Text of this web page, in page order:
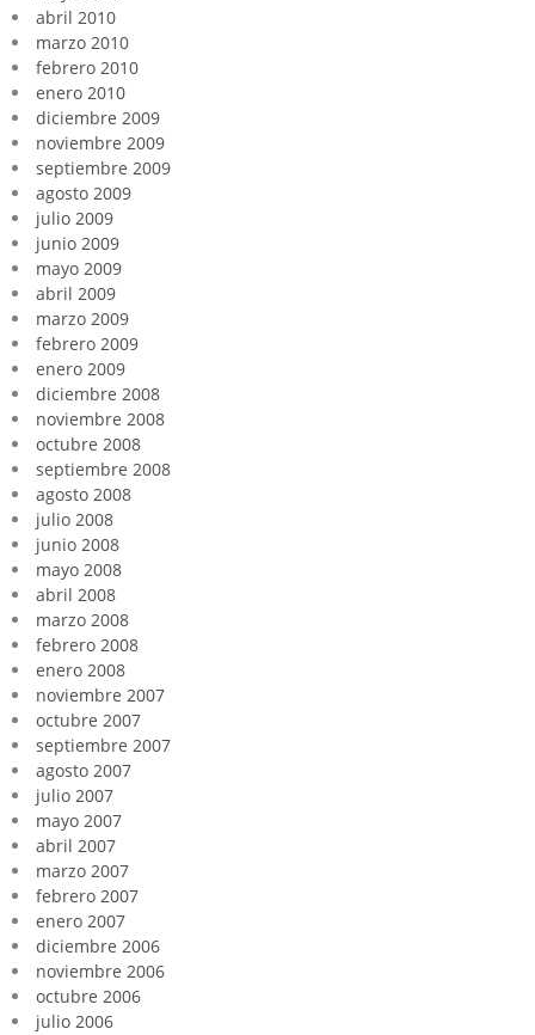
abril 2010
marzo 2010
febrero 2010
enero 2010
diciembre 2009
noviembre 2009
septiembre 2009
agosto 2009
julio 2009
junio 2009
mayo 2009
abril 2009
marzo 2009
febrero 2009
enero 2009
diciembre 2008
noviembre 2008
octubre 2008
septiembre 2008
agosto 2008
julio 2008
junio 2008
mayo 2008
abril 2008
marzo 2008
febrero 2008
enero 2008
noviembre 2007
octubre 2007
septiembre 2007
agosto 2007
julio 2007
mayo 2007
abril 2007
marzo 2007
febrero 2007
enero 2007
diciembre 2006
noviembre 2006
octubre 2006
julio 2006